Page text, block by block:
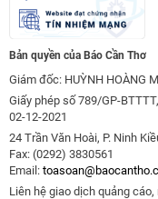
Bản quyền của Báo Cần Thơ
Giám đốc: HUỲNH HOÀNG
Giấy phép số 789/GP-
02-12-2021
24 Trần Văn Hoài, P. Ninh
Fax: (0292) 3830561
Email:
Liên hệ giao dịch quảng cáo,